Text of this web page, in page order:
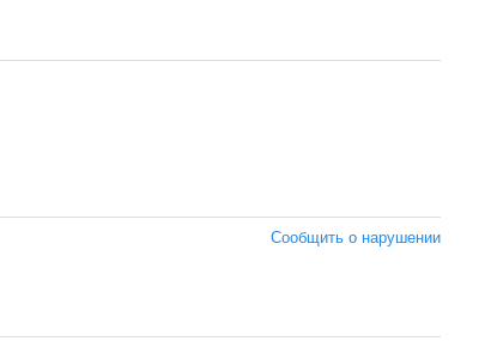
Сообщить о нарушении